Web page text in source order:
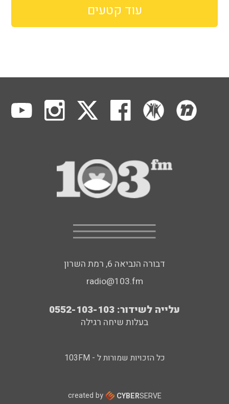
עוד קטעים
דבורה הנביאה 6, רמת השרון
radio@103.fm
עלייה לשידור: 0552-103-103
בעלות שיחה רגילה
כל הזכויות שמורות ל - 103FM
created by CYBERSERVE